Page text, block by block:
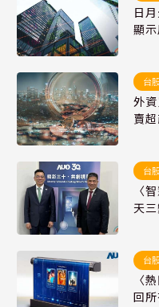
日
顯
台
外
賣
台
〈
天
台
〈
回